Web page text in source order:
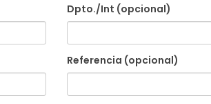
Dpto./Int (opcional)
Referencia (opcional)